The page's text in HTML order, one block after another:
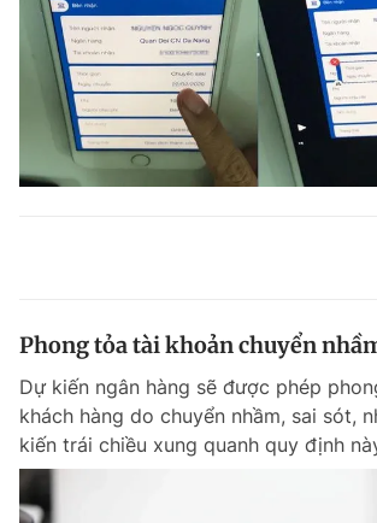
Phong tỏa tài khoản chuyển
Dự kiến ngân hàng sẽ được phép
khách hàng do chuyển nhầm, sai sót,
kiến trái chiều xung quanh quy định